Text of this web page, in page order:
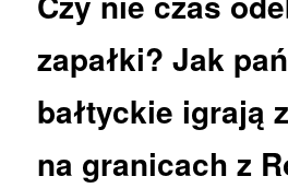
zapałki? Jak
bałtyckie igrają
na granicach z